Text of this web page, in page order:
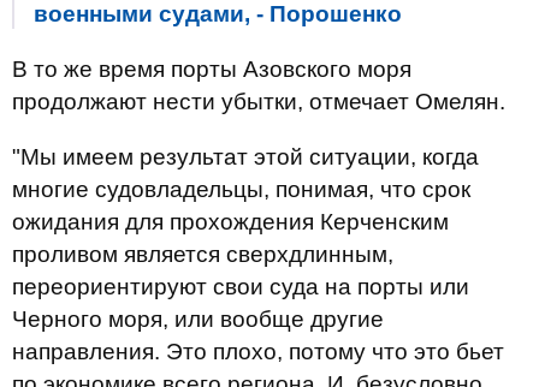
военными судами, - Порошенко
В то же время порты Азовского моря
продолжают нести убытки, отмечает Омелян.
"Мы имеем результат этой ситуации, когда
многие судовладельцы, понимая, что срок
ожидания для прохождения Керченским
проливом является сверхдлинным,
переориентируют свои суда на порты или
Черного моря, или вообще другие
направления. Это плохо, потому что это бьет